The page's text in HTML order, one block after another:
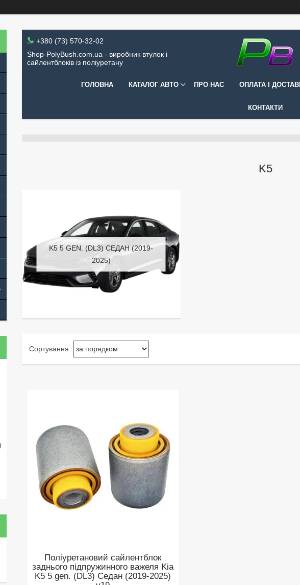
+380 (73) 570-32-02
Shop-PolyBush.com.ua - виробник втулок і
сайлентблоків із поліуретану
ГОЛОВНА КАТАЛОГ АВТО ПРО НАС ОПЛАТА І
КОНТАКТИ
K5
K5 5 GEN. (DL3) СЕДАН (2019-
2025)
Поліуретановий сайлентблок
заднього підпружинного важеля Kia
K5 5 gen. (DL3) Седан (2019-2025)